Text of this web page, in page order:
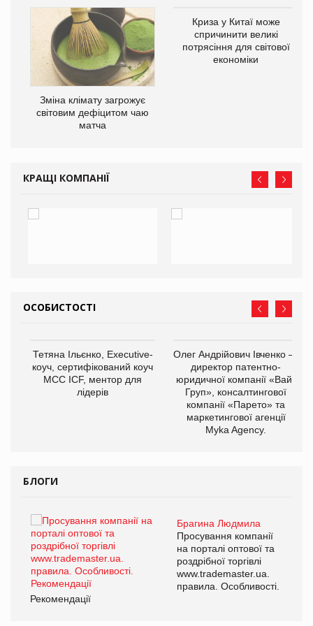
Зміна клімату загрожує
світовим дефіцитом чаю
матча
Криза у Китаї може
спричинити великі
потрясіння для світової
економіки
КРАЩІ КОМПАНІЇ
ОСОБИСТОСТІ
Тетяна Ільєнко, Executive-
коуч, сертифікований коуч
МСС ICF, ментор для
лідерів
Олег Андрійович Івченко —
директор патентно-
юридичної компанії «Вайз
Груп», консалтингової
компанії «Парето» та
маркетингової агенції
Myka Agency.
БЛОГИ
Брагина Людмила
Просування компанії
на порталі оптової та
роздрібної торгівлі
www.trademaster.ua.
правила. Особливості.
Рекомендації